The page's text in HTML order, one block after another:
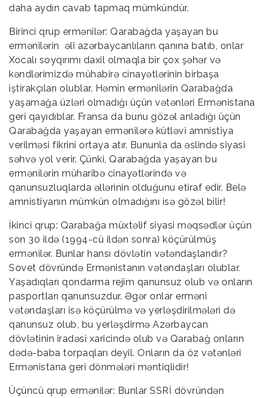
daha aydın cavab tapmaq mümkündür.
Birinci qrup ermənilər: Qarabağda yaşayan bu
ermənilərin əli azərbaycanlıların qanına batıb, onlar
Xocalı soyqırımı daxil olmaqla bir çox şəhər və
kəndlərimizdə mühabirə cinayətlərinin birbaşa
iştirakçıları olublar. Həmin ermənilərin Qarabağda
yaşamağa üzləri olmadığı üçün vətənləri Ermənistana
geri qayıdıblar. Fransa da bunu gözəl anladığı üçün
Qarabağda yaşayan ermənilərə kütləvi amnistiya
verilməsi fikrini ortaya atır. Bununla da əslində siyasi
səhvə yol verir. Çünki, Qarabağda yaşayan bu
ermənilərin müharibə cinayətlərində və
qanunsuzluqlarda əllərinin olduğunu etiraf edir. Belə
amnistiyanın mümkün olmadığını isə gözəl bilir!
İkinci qrup: Qarabağa müxtəlif siyasi məqsədlər üçün
son 30 ildə (1994-cü ildən sonra) köçürülmüş
ermənilər. Bunlar hansı dövlətin vətəndaşlarıdır?
Sovet dövründə Ermənistanın vətəndaşları olublar.
Yaşadıqları qondarma rejim qanunsuz olub və onların
pasportları qanunsuzdur. Əgər onlar erməni
vətəndaşları isə köçürülmə və yerləşdirilmələri də
qanunsuz olub, bu yerləşdirmə Azərbaycan
dövlətinin iradəsi xaricində olub və Qarabağ onların
dədə-baba torpaqları deyil. Onların da öz vətənləri
Ermənistana geri dönmələri məntiqlidir!
Üçüncü qrup ermənilər: Bunlar SSRİ dövründən